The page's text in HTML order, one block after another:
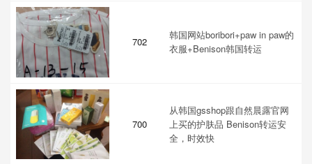
702
韩国网站boribori+paw in paw的
衣服+Benison韩国转运
700
从韩国gsshop跟自然晨露官网
上买的护肤品 Benison转运安
全，时效快